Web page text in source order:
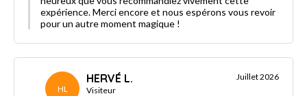
expérience. Merci encore et nous espérons vous revoir
pour un autre moment magique !
HL
HERVÉ L.
Visiteur
Juillet 2026